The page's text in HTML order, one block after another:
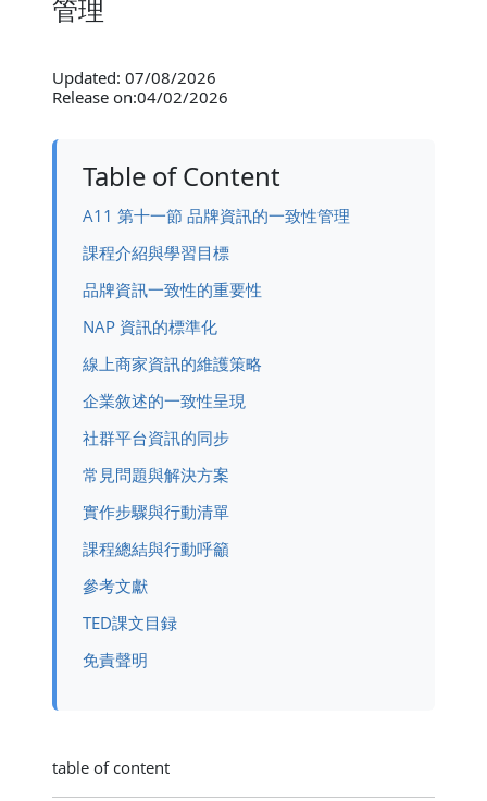
管理
Updated: 07/08/2026
Release on:04/02/2026
Table of Content
A11 第十一節 品牌資訊的一致性管理
課程介紹與學習目標
品牌資訊一致性的重要性
NAP 資訊的標準化
線上商家資訊的維護策略
企業敘述的一致性呈現
社群平台資訊的同步
常見問題與解決方案
實作步驟與行動清單
課程總結與行動呼籲
參考文獻
TED課文目録
免責聲明
table of content